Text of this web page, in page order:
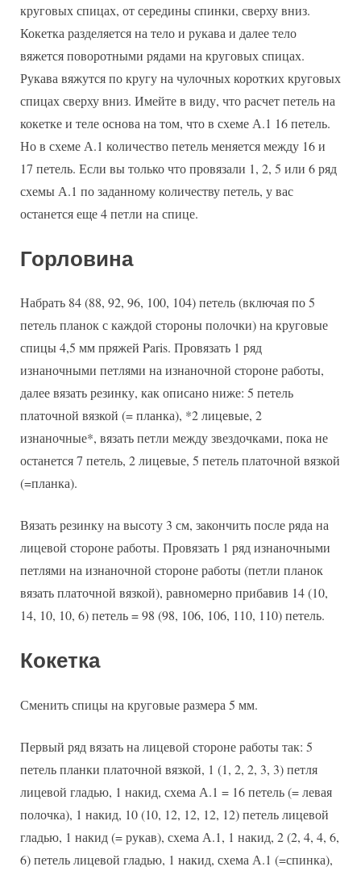
круговых спицах, от середины спинки, сверху вниз.
Кокетка разделяется на тело и рукава и далее тело
вяжется поворотными рядами на круговых спицах.
Рукава вяжутся по кругу на чулочных коротких круговых
спицах сверху вниз. Имейте в виду, что расчет петель на
кокетке и теле основа на том, что в схеме А.1 16 петель.
Но в схеме А.1 количество петель меняется между 16 и
17 петель. Если вы только что провязали 1, 2, 5 или 6 ряд
схемы А.1 по заданному количеству петель, у вас
останется еще 4 петли на спице.
Горловина
Набрать 84 (88, 92, 96, 100, 104) петель (включая по 5
петель планок с каждой стороны полочки) на круговые
спицы 4,5 мм пряжей Paris. Провязать 1 ряд
изнаночными петлями на изнаночной стороне работы,
далее вязать резинку, как описано ниже: 5 петель
платочной вязкой (= планка), *2 лицевые, 2
изнаночные*, вязать петли между звездочками, пока не
останется 7 петель, 2 лицевые, 5 петель платочной вязкой
(=планка).
Вязать резинку на высоту 3 см, закончить после ряда на
лицевой стороне работы. Провязать 1 ряд изнаночными
петлями на изнаночной стороне работы (петли планок
вязать платочной вязкой), равномерно прибавив 14 (10,
14, 10, 10, 6) петель = 98 (98, 106, 106, 110, 110) петель.
Кокетка
Сменить спицы на круговые размера 5 мм.
Первый ряд вязать на лицевой стороне работы так: 5
петель планки платочной вязкой, 1 (1, 2, 2, 3, 3) петля
лицевой гладью, 1 накид, схема А.1 = 16 петель (= левая
полочка), 1 накид, 10 (10, 12, 12, 12, 12) петель лицевой
гладью, 1 накид (= рукав), схема А.1, 1 накид, 2 (2, 4, 4, 6,
6) петель лицевой гладью, 1 накид, схема А.1 (=спинка),